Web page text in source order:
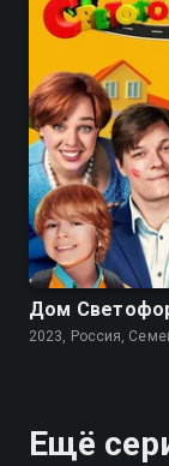
6.0
Дом
2023, Россия,
Ещё